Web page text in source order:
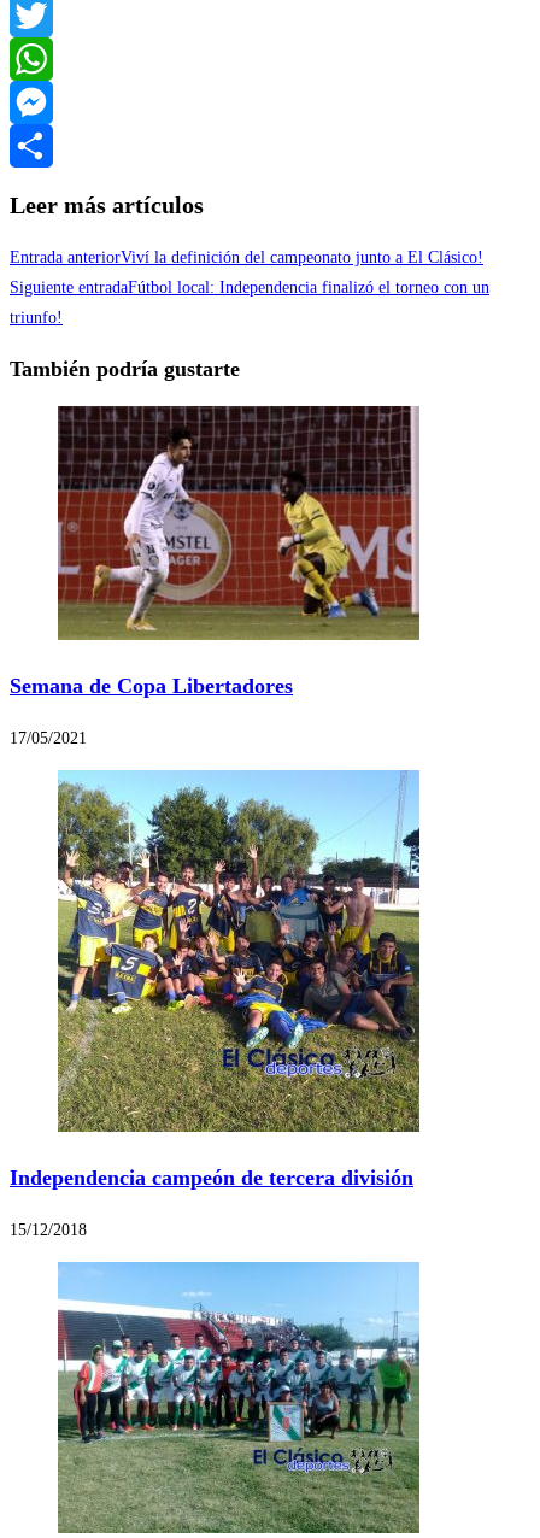
Facebook
Twitter
WhatsApp
Messenger
Leer más artículos
Entrada anteriorViví la definición del campeonato junto a El Clásico!
Siguiente entradaFútbol local: Independencia finalizó el torneo con un
triunfo!
También podría gustarte
Semana de Copa Libertadores
17/05/2021
Independencia campeón de tercera división
15/12/2018